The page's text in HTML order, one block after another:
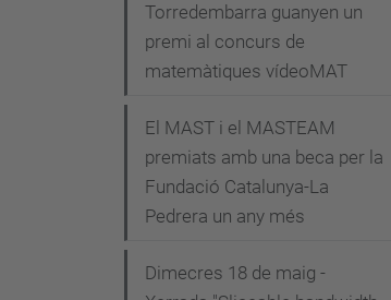
c
Torredembarra guanyen un
premi al concurs de
matemàtiques vídeoMAT
El MAST i el MASTEAM
premiats amb una beca per la
Fundació Catalunya-La
Pedrera un any més
Dimecres 18 de maig -